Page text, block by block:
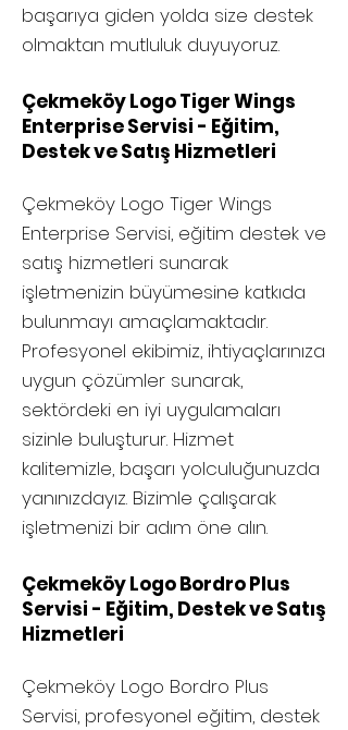
başarıya giden yolda size destek
olmaktan mutluluk duyuyoruz.
Çekmeköy Logo Tiger Wings
Enterprise Servisi - Eğitim,
Destek ve Satış Hizmetleri
Çekmeköy Logo Tiger Wings
Enterprise Servisi, eğitim destek ve
satış hizmetleri sunarak
işletmenizin büyümesine katkıda
bulunmayı amaçlamaktadır.
Profesyonel ekibimiz, ihtiyaçlarınıza
uygun çözümler sunarak,
sektördeki en iyi uygulamaları
sizinle buluşturur. Hizmet
kalitemizle, başarı yolculuğunuzda
yanınızdayız. Bizimle çalışarak
işletmenizi bir adım öne alın.
Çekmeköy Logo Bordro Plus
Servisi - Eğitim, Destek ve Satış
Hizmetleri
Çekmeköy Logo Bordro Plus
Servisi, profesyonel eğitim, destek